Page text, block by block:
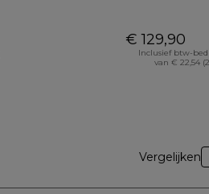
€ 129,90
Inclusief btw-
van € 22,54
Vergelijken